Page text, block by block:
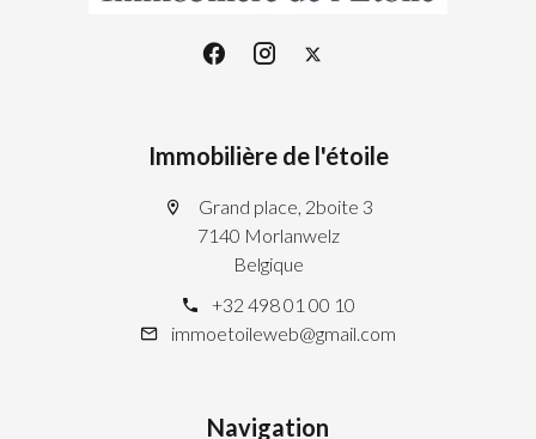
Immobilière de l'étoile
Grand place, 2boite 3
7140 Morlanwelz
Belgique
+32 498 01 00 10
immoetoileweb@gmail.com
Navigation